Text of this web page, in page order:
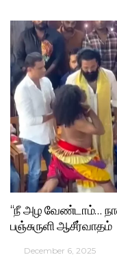
“நீ அழ வேண்டாம்…
பஞ்சுருளி ஆசீர்வாதம்
December 6, 2025